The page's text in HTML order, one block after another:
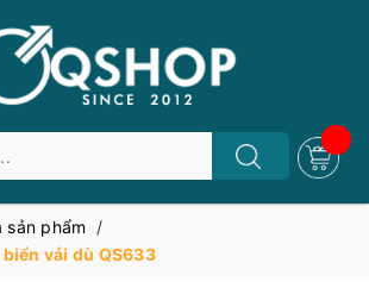
sản phẩm
/
vải dù QS633